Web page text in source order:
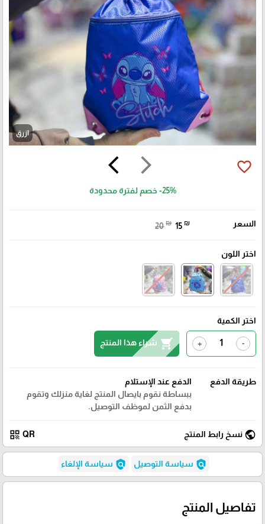
ازرق
arrow_forward_ios
arrow_back_ios favorite_border
-25% خصم لفترة محدودة
السعر 20 ₪ 15 ₪
اختر اللون
اختر الكمية
-
+
shopping_cart شراء هذا المنتج
طريقة الدفع
الدفع عند الإستلام
ببساطة نقوم بايصال المنتج لغاية منزلك وتقوم
بدفع الثمن لموظف التوصيل.
public نسخ رابط المنتج QR
qr_code
policy سياسة التوصيل policy سياسة الإلغاء
تفاصيل المنتج